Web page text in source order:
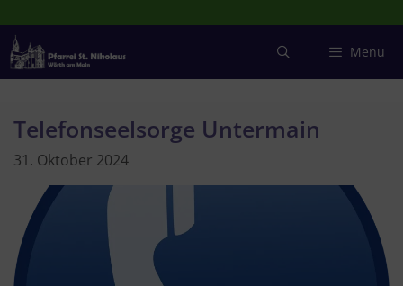
Inhalt
springen
Menu
Telefonseelsorge Untermain
31. Oktober 2024